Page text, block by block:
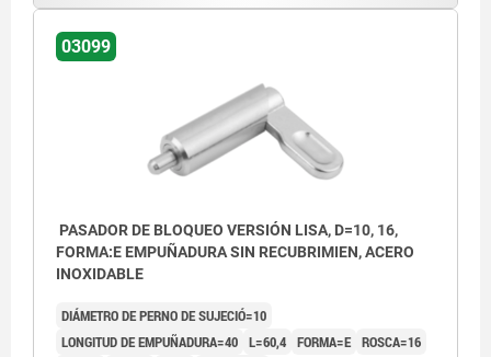
03099
PASADOR DE BLOQUEO VERSIÓN LISA, D=10, 16,
FORMA:E EMPUÑADURA SIN RECUBRIMIEN, ACERO
INOXIDABLE
DIÁMETRO DE PERNO DE SUJECIÓ=10
LONGITUD DE EMPUÑADURA=40 L=60,4 FORMA=E ROSCA=16